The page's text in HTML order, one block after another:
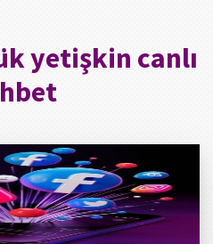
yetişkin canlı